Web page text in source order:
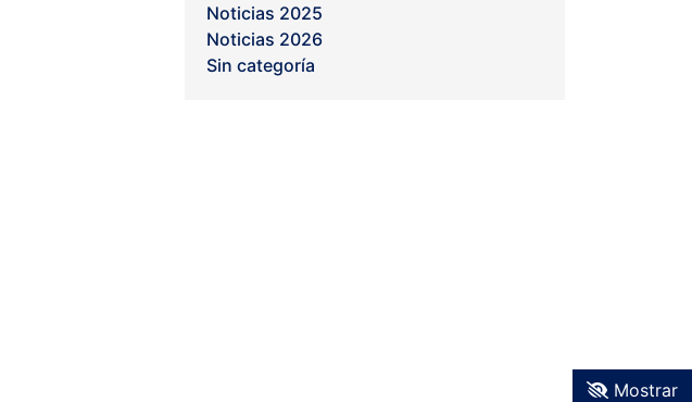
Mostrar
Noticias 2025
Noticias 2026
Sin categoría